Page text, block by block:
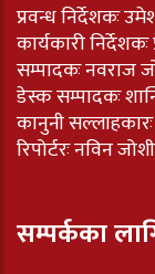
प्रवन्ध निर्देशकः
कार्यकारी
सम्पादकः नवराज
डेस्क सम्पादकः
कानुनी
रिपोर्टरः नविन
सम्पर्कका